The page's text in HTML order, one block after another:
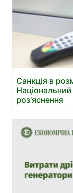
Санкція в
роз'яснення